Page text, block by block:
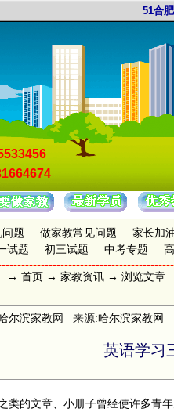
51合肥家
题 做家教常见问题 家长加
试题 初三试题 中考专题
→ 首页 → 家教资讯 → 浏览文章
尔滨家教网 来源:哈尔滨家教网
英语学习
类的文章、小册子曾经使许多青